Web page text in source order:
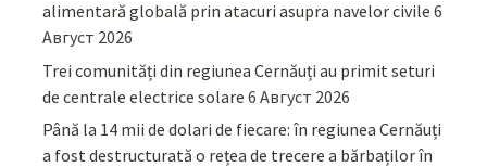
alimentară globală prin atacuri asupra navelor civile 6
Август 2026
Trei comunități din regiunea Cernăuți au primit seturi
de centrale electrice solare 6 Август 2026
Până la 14 mii de dolari de fiecare: în regiunea Cernăuți
a fost destructurată o rețea de trecere a bărbaților în